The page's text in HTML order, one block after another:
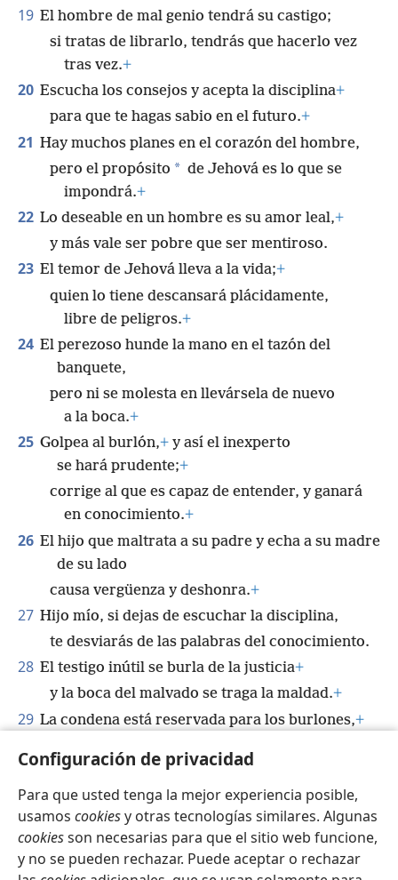
Configuración de privacidad
Para que usted tenga la mejor experiencia posible,
usamos cookiesy otras tecnologías similares. Algunas
cookiesson necesarias para que el sitio web funcione,
y no se pueden rechazar. Puede aceptar o rechazar
19 El hombre de mal genio tendrá su castigo;
si tratas de librarlo, tendrás que hacerlo vez
tras vez.+
20 Escucha los consejos y acepta la disciplina+
para que te hagas sabio en el futuro.+
21 Hay muchos planes en el corazón del hombre,
pero el propósito * de Jehová es lo que se
impondrá.+
22 Lo deseable en un hombre es su amor leal,+
y más vale ser pobre que ser mentiroso.
23 El temor de Jehová lleva a la vida;+
quien lo tiene descansará plácidamente,
libre de peligros.+
24 El perezoso hunde la mano en el tazón del
banquete,
pero ni se molesta en llevársela de nuevo
a la boca.+
25 Golpea al burlón,+ y así el inexperto
se hará prudente;+
corrige al que es capaz de entender, y ganará
en conocimiento.+
26 El hijo que maltrata a su padre y echa a su madre
de su lado
causa vergüenza y deshonra.+
27 Hijo mío, si dejas de escuchar la disciplina,
te desviarás de las palabras del conocimiento.
28 El testigo inútil se burla de la justicia+
y la boca del malvado se traga la maldad.+
29 La condena está reservada para los burlones,+
insensatos.+
Español Compartir Configuración